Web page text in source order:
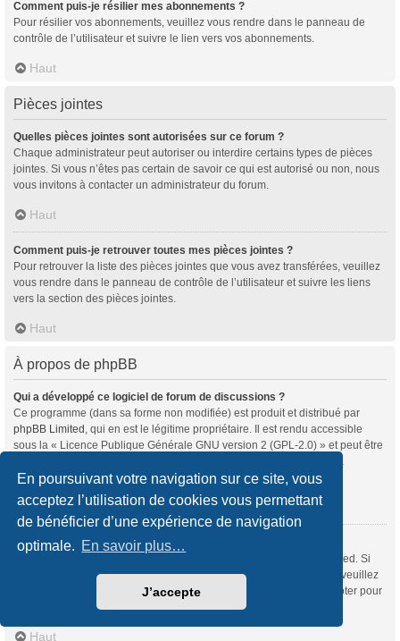
En poursuivant votre navigation sur ce site, vous
acceptez l’utilisation de cookies vous permettant
de bénéficier d’une expérience de navigation
optimale. En savoir plus…
J’accepte
Comment puis-je résilier mes abonnements ?
Pour résilier vos abonnements, veuillez vous rendre dans le panneau de
contrôle de l’utilisateur et suivre le lien vers vos abonnements.
Haut
Pièces jointes
Quelles pièces jointes sont autorisées sur ce forum ?
Chaque administrateur peut autoriser ou interdire certains types de pièces
jointes. Si vous n’êtes pas certain de savoir ce qui est autorisé ou non, nous
vous invitons à contacter un administrateur du forum.
Haut
Comment puis-je retrouver toutes mes pièces jointes ?
Pour retrouver la liste des pièces jointes que vous avez transférées, veuillez
vous rendre dans le panneau de contrôle de l’utilisateur et suivre les liens
vers la section des pièces jointes.
Haut
À propos de phpBB
Qui a développé ce logiciel de forum de discussions ?
Ce programme (dans sa forme non modifiée) est produit et distribué par
phpBB Limited , qui en est le légitime propriétaire. Il est rendu accessible
sous la « Licence Publique Générale GNU version 2 (GPL-2.0) » et peut être
rubrique «À propos de phpBB» (en anglais).
Haut
Pourquoi la fonctionnalité X n’est pas disponible ?
Ce programme a été développé et mis sous licence par phpBB Limited. Si
vous souhaitez proposer l’intégration d’une nouvelle fonctionnalité, veuillez
notre centre d’idées(en anglais) où vous pourrez voter pour
les idées soumises par d’autres utilisateurs et suggérer les vôtres.
Haut